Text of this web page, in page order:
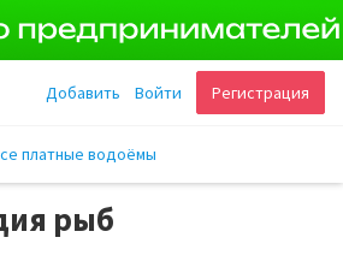
Регистрация
Войти
Добавить
платные водоёмы
рыб